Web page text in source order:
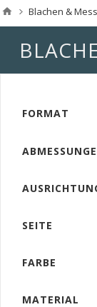
Blachen &
FORMAT
SEITE
FARBE
MATERIAL